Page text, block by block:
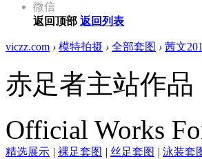
微信
返回顶部 返回列表
viczz.com › 模特拍摄 › 全部套图 › 茜文
赤足者主站作品
Official Works
精选展示 | 裸足套图 | 丝足套图 | 泳装套